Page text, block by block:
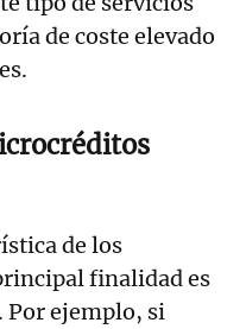
de coste elevado
de los
finalidad es
. Por ejemplo, si